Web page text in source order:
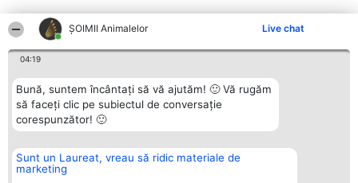
ŞOIMII Animalelor Live chat
04:19
Bună, suntem încântați să vă ajutăm! 🙂 Vă rugăm
să faceți clic pe subiectul de conversație
corespunzător! 🙂
Sunt un Laureat, vreau să ridic materiale de
marketing
Organizator Ranking
BRIGHT SOLUTIONS BR SRL
Plebiscyt Contact